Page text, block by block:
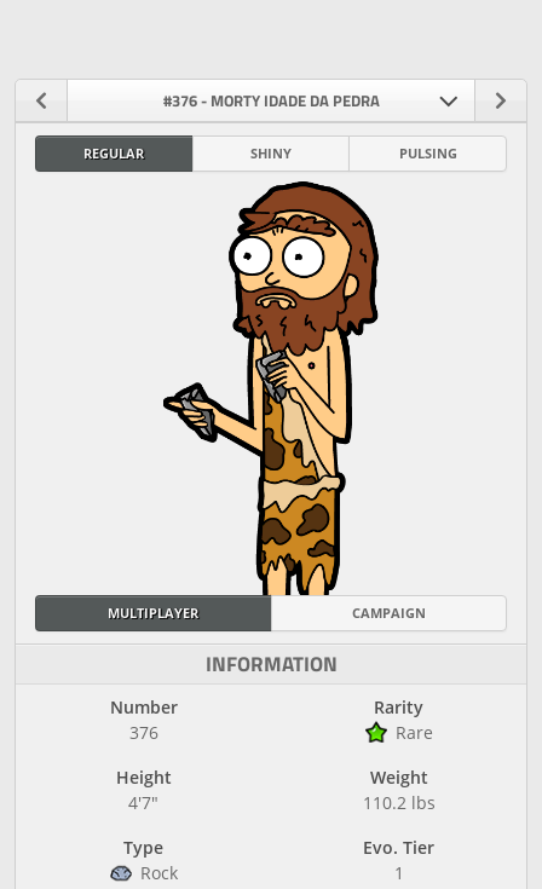
#376 - MORTY IDADE DA PEDRA
REGULAR SHINY PULSING
MULTIPLAYER CAMPAIGN
INFORMATION
Number
376
Rarity
Rare
Height
4'7"
Weight
110.2 lbs
Type
Rock
Evo. Tier
1